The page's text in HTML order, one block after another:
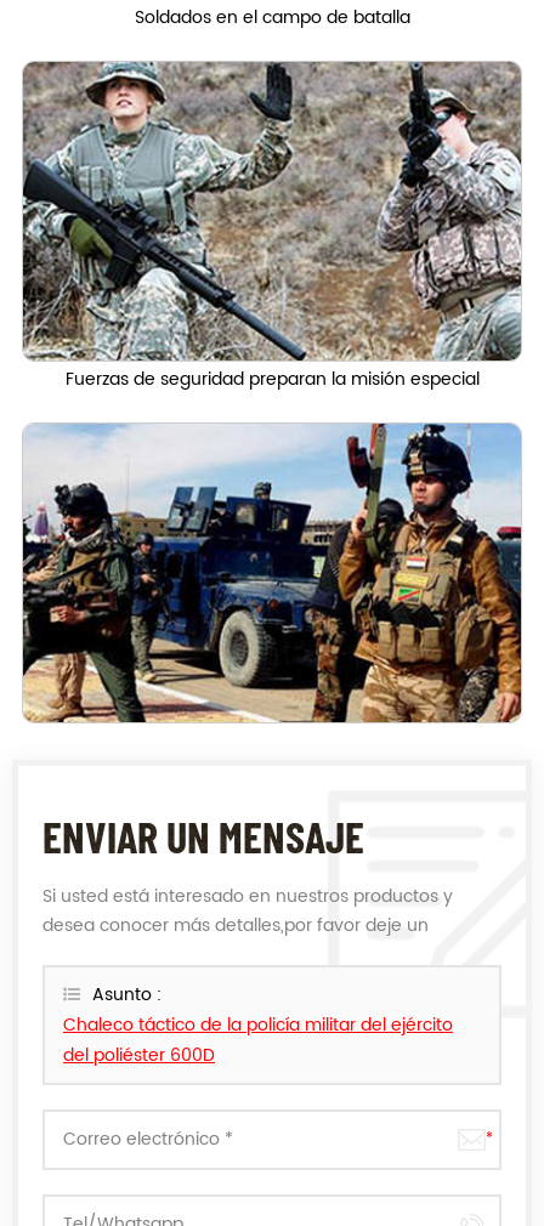
Soldados en el campo de batalla
Fuerzas de seguridad preparan la misión especial
ENVIAR UN MENSAJE
Si usted está interesado en nuestros productos y
desea conocer más detalles,por favor deje un
podamos.Asunto :
Chaleco táctico de la policía militar del ejército
del poliéster 600D